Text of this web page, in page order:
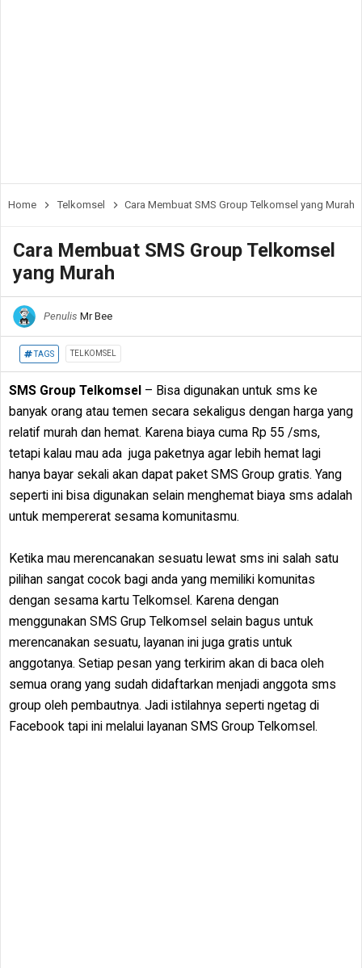
Home Telkomsel Cara Membuat SMS Group Telkomsel yang Murah
Cara Membuat SMS Group Telkomsel
yang Murah
Penulis Mr Bee
TAGS TELKOMSEL
SMS Group Telkomsel – Bisa digunakan untuk sms ke
banyak orang atau temen secara sekaligus dengan harga yang
relatif murah dan hemat. Karena biaya cuma Rp 55 /sms,
tetapi kalau mau ada juga paketnya agar lebih hemat lagi
hanya bayar sekali akan dapat paket SMS Group gratis. Yang
seperti ini bisa digunakan selain menghemat biaya sms adalah
untuk mempererat sesama komunitasmu.
Ketika mau merencanakan sesuatu lewat sms ini salah satu
pilihan sangat cocok bagi anda yang memiliki komunitas
dengan sesama kartu Telkomsel. Karena dengan
menggunakan SMS Grup Telkomsel selain bagus untuk
merencanakan sesuatu, layanan ini juga gratis untuk
anggotanya. Setiap pesan yang terkirim akan di baca oleh
semua orang yang sudah didaftarkan menjadi anggota sms
group oleh pembautnya. Jadi istilahnya seperti ngetag di
Facebook tapi ini melalui layanan SMS Group Telkomsel.